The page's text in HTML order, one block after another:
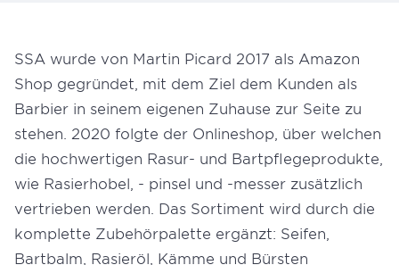
SSA wurde von Martin Picard 2017 als Amazon
Shop gegründet, mit dem Ziel dem Kunden als
Barbier in seinem eigenen Zuhause zur Seite zu
stehen. 2020 folgte der Onlineshop, über welchen
die hochwertigen Rasur- und Bartpflegeprodukte,
wie Rasierhobel, - pinsel und -messer zusätzlich
vertrieben werden. Das Sortiment wird durch die
komplette Zubehörpalette ergänzt: Seifen,
Bartbalm, Rasieröl, Kämme und Bürsten